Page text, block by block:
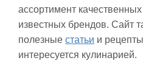
ассортимент
известных брендов. Сайт
полезные статьи и
интересуется кулинарией.